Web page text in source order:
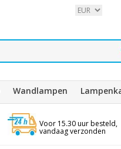
Wandlampen
Voor 15.30 uur besteld,
vandaag verzonden